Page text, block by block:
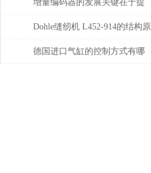
增量编码器的发展关键在于提
升质量
Dohle缝纫机 L452-914的结构原
理分析
德国进口气缸的控制方式有哪